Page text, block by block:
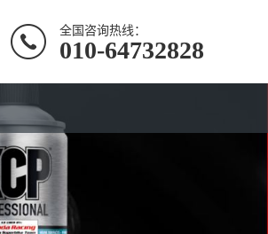
全国咨询热线：
010-64732828